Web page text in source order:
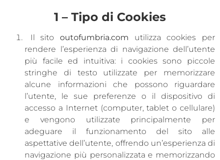
1 – Tipo di Cookies
Il sito outofumbria.com utilizza cookies per
rendere l’esperienza di navigazione dell’utente
più facile ed intuitiva: i cookies sono piccole
stringhe di testo utilizzate per memorizzare
alcune informazioni che possono riguardare
l’utente, le sue preferenze o il dispositivo di
accesso a Internet (computer, tablet o cellulare)
e vengono utilizzate principalmente per
adeguare il funzionamento del sito alle
aspettative dell’utente, offrendo un’esperienza di
navigazione più personalizzata e memorizzando